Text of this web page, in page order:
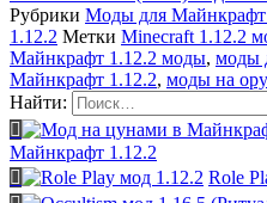
Рубрики Моды для Майнкрафт
1.12.2 Метки Minecraft 1.12.2
Майнкрафт 1.12.2 моды, моды
Майнкрафт 1.12.2, моды на
Найти:
Майнкрафт 1.12.2
Role